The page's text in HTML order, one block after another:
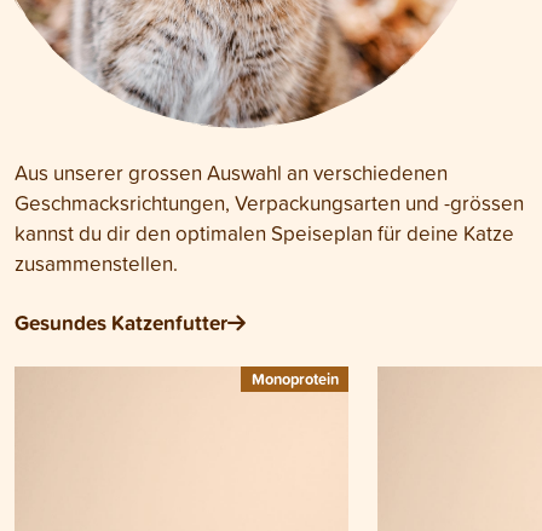
Aus unserer grossen Auswahl an verschiedenen
Geschmacksrichtungen, Verpackungsarten und -grössen
kannst du dir den optimalen Speiseplan für deine Katze
zusammenstellen.
Gesundes Katzenfutter
Monoprotein